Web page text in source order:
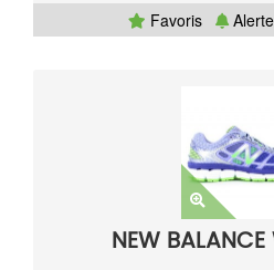
Favoris
Alerte
NEW